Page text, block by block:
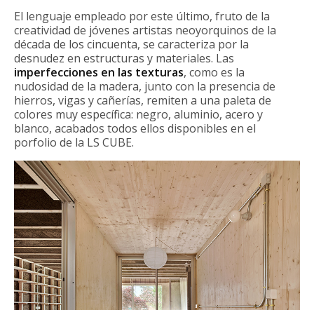
El lenguaje empleado por este último, fruto de la
creatividad de jóvenes artistas neoyorquinos de la
década de los cincuenta, se caracteriza por la
desnudez en estructuras y materiales. Las
imperfecciones en las texturas, como es la
nudosidad de la madera, junto con la presencia de
hierros, vigas y cañerías, remiten a una paleta de
colores muy específica: negro, aluminio, acero y
blanco, acabados todos ellos disponibles en el
porfolio de la LS CUBE.